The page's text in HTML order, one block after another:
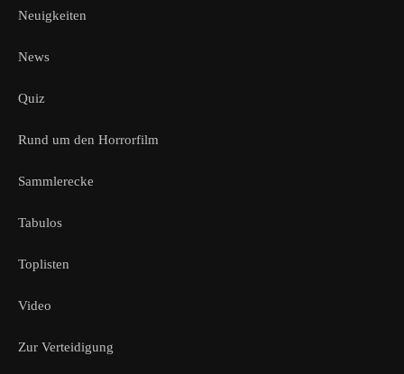
Neuigkeiten
News
Quiz
Rund um den Horrorfilm
Sammlerecke
Tabulos
Toplisten
Video
Zur Verteidigung